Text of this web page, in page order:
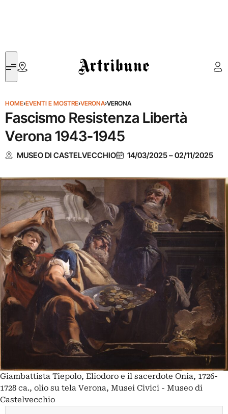
Artribune
HOME›EVENTI E MOSTRE›VERONA›VERONA
Fascismo Resistenza Libertà
Verona 1943-1945
MUSEO DI CASTELVECCHIO 14/03/2025–02/11/2025
Giambattista Tiepolo, Eliodoro e il sacerdote Onia, 1726-
1728 ca., olio su tela Verona, Musei Civici - Museo di
Castelvecchio